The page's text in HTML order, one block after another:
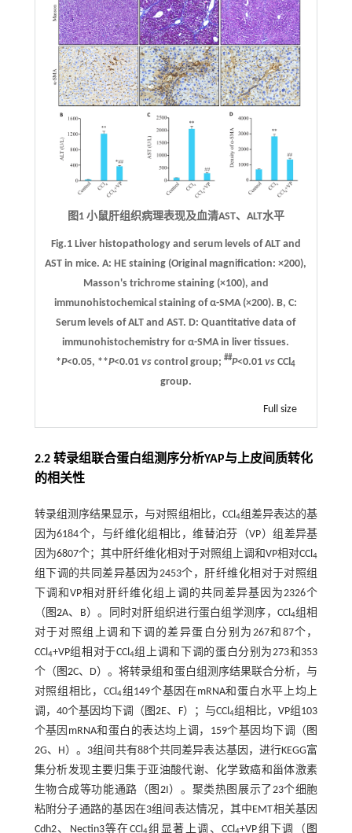
图1 小鼠肝组织病理表现及血清AST、ALT水平
Fig.1 Liver histopathology and serum levels of ALT and
AST in mice.A: HE staining (Original magnification: ×200),
Masson's trichrome staining (×100), and
immunohistochemical staining of α-SMA (×200).B,C:
Serum levels of ALT and AST.D: Quantitative data of
immunohistochemistry for α-SMA in liver tissues.
*P<0.05, **P<0.01vs control group;##P<0.01vs CCl4
group.
Full size
2.2 转录组联合蛋白组测序分析YAP与上皮间质转化
的相关性
转录组测序结果显示，与对照组相比，CCl 4组差异表达的基
因为6184个，与纤维化组相比，维替泊芬（VP）组差异基
因为6807个；其中肝纤维化相对于对照组上调和VP相对CCl4
组下调的共同差异基因为2453个，肝纤维化相对于对照组
下调和VP相对肝纤维化组上调的共同差异基因为2326个
（ 图2A、B）。同时对肝组织进行蛋白组学测序，CCl 4组相
对于对照组上调和下调的差异蛋白分别为267和87个，
CCl 4+VP组相对于CCl 4组上调和下调的蛋白分别为273和353
个（ 图2C、D）。将转录组和蛋白组测序结果联合分析，与
对照组相比，CCl 4组149个基因在mRNA和蛋白水平上均上
调，40个基因均下调（ 图2E、F）；与CCl 4组相比，VP组103
个基因mRNA和蛋白的表达均上调，159个基因均下调（ 图
2G、H）。3组间共有88个共同差异表达基因，进行KEGG富
集分析发现主要归集于亚油酸代谢、化学致癌和甾体激素
生物合成等功能通路（ 图2I）。聚类热图展示了23个细胞
粘附分子通路的基因在3组间表达情况，其中EMT相关基因
Cdh2、Nectin3等在CCl 组显著上调、CCl +VP组下调（ 图